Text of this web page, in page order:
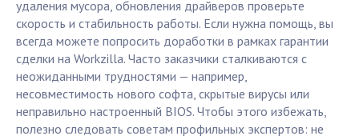
удаления мусора, обновления драйверов проверьте
скорость и стабильность работы. Если нужна помощь, вы
всегда можете попросить доработки в рамках гарантии
сделки на Workzilla. Часто заказчики сталкиваются с
неожиданными трудностями — например,
несовместимость нового софта, скрытые вирусы или
неправильно настроенный BIOS. Чтобы этого избежать,
полезно следовать советам профильных экспертов: не